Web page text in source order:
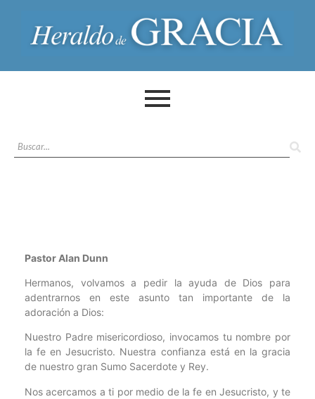
Pastor Alan Dunn
Hermanos, volvamos a pedir la ayuda de Dios para
adentrarnos en este asunto tan importante de la
adoración a Dios:
Nuestro Padre misericordioso, invocamos tu nombre por
la fe en Jesucristo. Nuestra confianza está en la gracia
de nuestro gran Sumo Sacerdote y Rey.
Nos acercamos a ti por medio de la fe en Jesucristo, y te